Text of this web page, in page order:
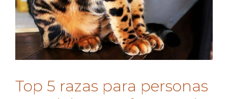
Top 5 razas para personas